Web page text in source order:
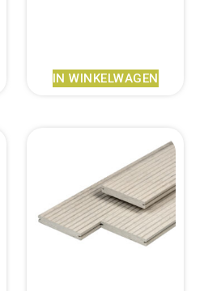
IN WINKELWAGEN